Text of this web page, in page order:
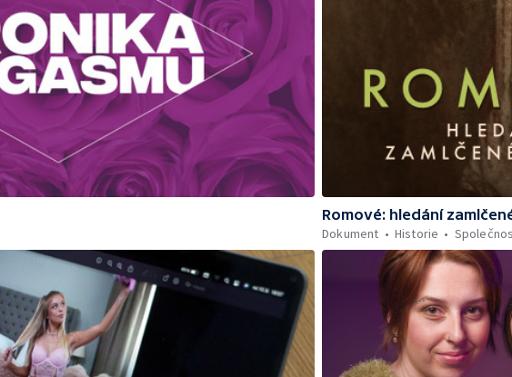
Romové: hledání
Dokument
Historie